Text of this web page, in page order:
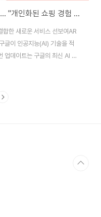
구글, AI 기반 쇼핑 서비스 대폭 개선... "개인화된 쇼핑 경험 제공"
한 새로운 서비스 선보여AR
글이 인공지능(AI) 기술을 적
업데이트는 구글의 최신 AI 모
대한 제품 데이터베이스인
특정 제품을 검색하면 AI가 생